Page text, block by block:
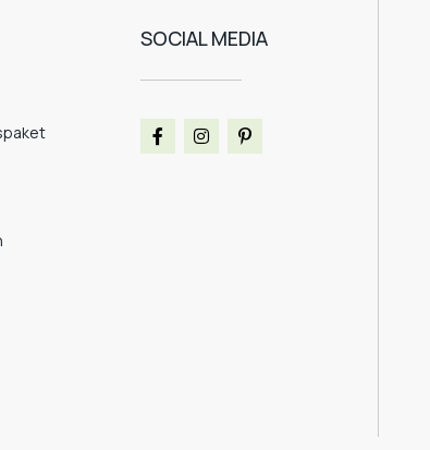
SOCIAL MEDIA